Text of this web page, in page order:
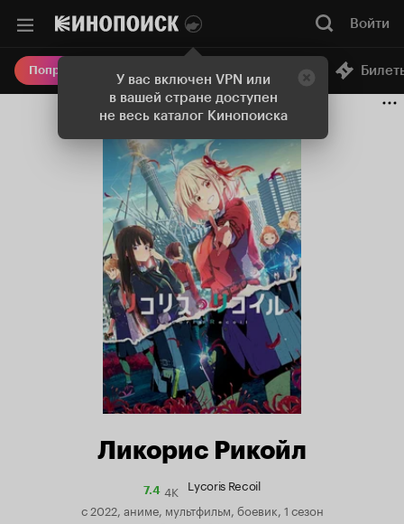
У вас включен VPN или
в вашей стране доступен
не весь каталог Кинопоиска
Войти
Попробовать Плюс Онлайн-кинотеатр
Ликорис Рикойл
7.4Рейтинг
Кинопоиска
4K Lycoris Recoil
с 2022, аниме, мультфильм, боевик, 1 сезон